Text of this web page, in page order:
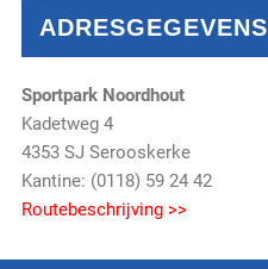
ADRESGEGEVENS
Sportpark Noordhout
Kadetweg 4
4353 SJ Serooskerke
Kantine: (0118) 59 24 42
Routebeschrijving >>